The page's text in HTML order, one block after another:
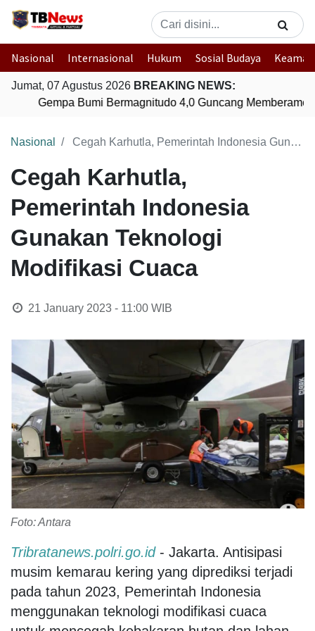
Nasional Internasional Hukum Sosial Budaya
Jumat, 07 Agustus 2026 BREAKING NEWS:
Gempa Bumi Bermagnitudo 4,0 Guncang Memberamo
Nasional Cegah Karhutla, Pemerintah Indonesia Gunakan Teknologi Modifikasi Cuaca
Cegah Karhutla,
Pemerintah Indonesia
Gunakan Teknologi
Modifikasi Cuaca
21 January 2023 - 11:00WIB
Foto: Antara
Tribratanews.polri.go.id- Jakarta. Antisipasi
musim kemarau kering yang diprediksi terjadi
pada tahun 2023, Pemerintah Indonesia
menggunakan teknologi modifikasi cuaca